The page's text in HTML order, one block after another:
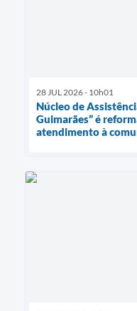
28 JUL 2026 - 10h01
Núcleo de
Guimarães” é
atendimento à